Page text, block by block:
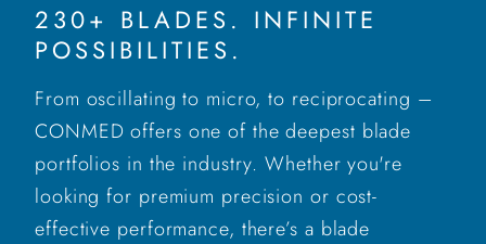
230+ BLADES. INFINITE
POSSIBILITIES.
From oscillating to micro, to reciprocating –
CONMED offers one of the deepest blade
portfolios in the industry. Whether you're
looking for premium precision or cost-
effective performance, there’s a blade